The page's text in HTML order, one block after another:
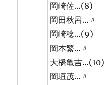
岡崎佐…(8)
岡田秋呂…〃
岡崎稔…(9)
岡本繁…〃
大橋亀吉…(10)
岡垣茂…〃